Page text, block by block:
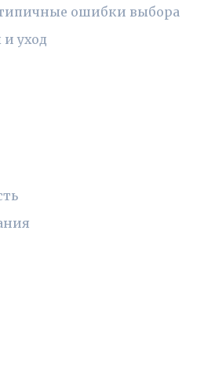
ошибки выбора
уход